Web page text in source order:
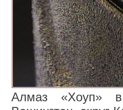
Алмаз «Хоуп» в